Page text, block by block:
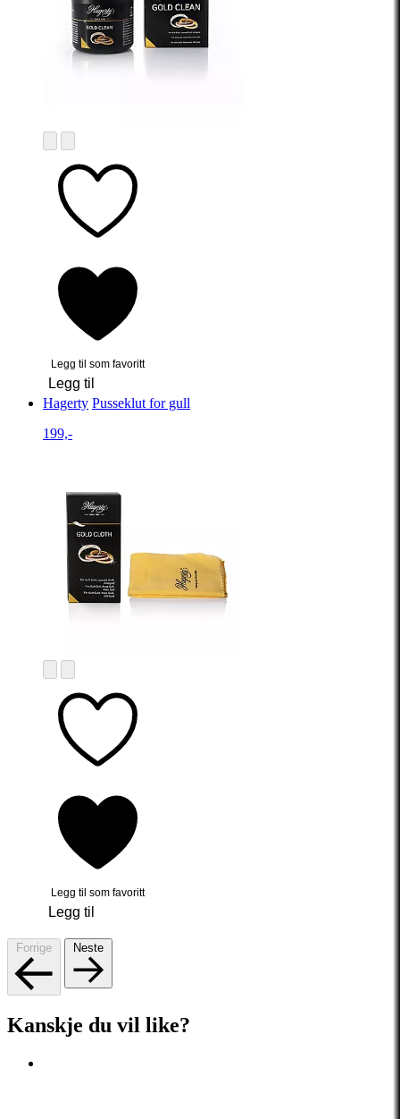
Legg til som favoritt
Legg til
Hagerty Pusseklut for gull
199,-
Legg til som favoritt
Legg til
Forrige Neste
Kanskje du vil like?